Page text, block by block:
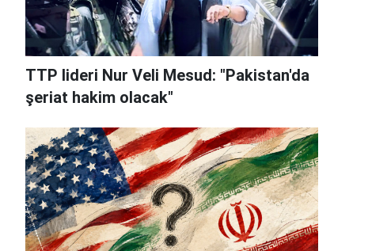
TTP lideri Nur Veli Mesud: "Pakistan'da
şeriat hakim olacak"